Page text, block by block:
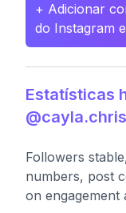
+ Adicionar
do Instagram
Estatísticas
Followers
numbers, post
on engagement